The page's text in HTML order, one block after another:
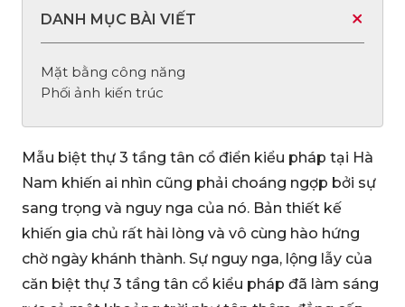
DANH MỤC BÀI VIẾT
Mặt bằng công năng
Phối ảnh kiến trúc
Mẫu biệt thự 3 tầng tân cổ điển kiểu pháp tại Hà
Nam khiến ai nhìn cũng phải choáng ngợp bởi sự
sang trọng và nguy nga của nó. Bản thiết kế
khiến gia chủ rất hài lòng và vô cùng hào hứng
chờ ngày khánh thành. Sự nguy nga, lộng lẫy của
căn biệt thự 3 tầng tân cổ kiểu pháp đã làm sáng